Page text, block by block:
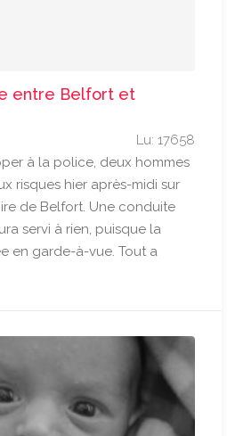
entre Belfort et
Lu: 17658
à la police, deux hommes
risques hier après-midi sur
de Belfort. Une conduite
servi à rien, puisque la
en garde-à-vue. Tout a